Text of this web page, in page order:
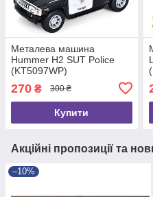
Металева машина
Hummer H2 SUT Police
(KT5097WP)
270 ₴ 300 ₴
Купити
Акційні пропозиції та
–10%